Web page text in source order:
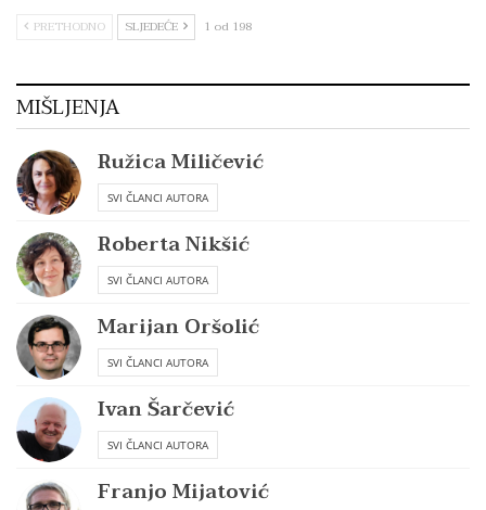
PRETHODNO SLJEDEĆE 1 od 198
MIŠLJENJA
Ružica Miličević
SVI ČLANCI AUTORA
Roberta Nikšić
SVI ČLANCI AUTORA
Marijan Oršolić
SVI ČLANCI AUTORA
Ivan Šarčević
SVI ČLANCI AUTORA
Franjo Mijatović